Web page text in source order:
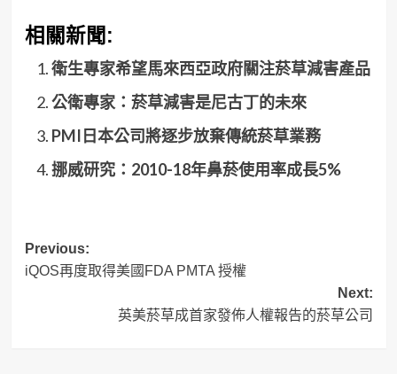
相關新聞:
衛生專家希望馬來西亞政府關注菸草減害產品
公衛專家：菸草減害是尼古丁的未來
PMI日本公司將逐步放棄傳統菸草業務
挪威研究：2010-18年鼻菸使用率成長5%
Post
navigation
Previous:
iQOS再度取得美國FDA PMTA 授權
Next:
英美菸草成首家發佈人權報告的菸草公司